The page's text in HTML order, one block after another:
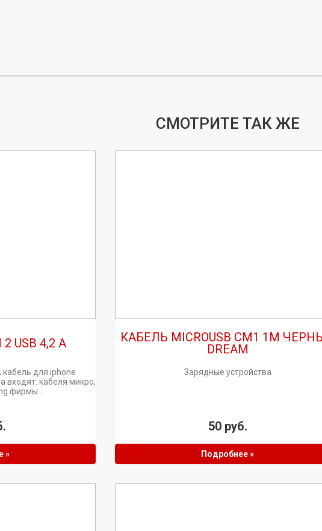
СМОТРИТЕ ТАК ЖЕ
USB 4,2 A
кабель для iphone
входят: кабеля микро,
фирмы...
»
КАБЕЛЬ MICROUSB CM1 1М
DREAM
Зарядные устройства
50 руб.
Подробнее »